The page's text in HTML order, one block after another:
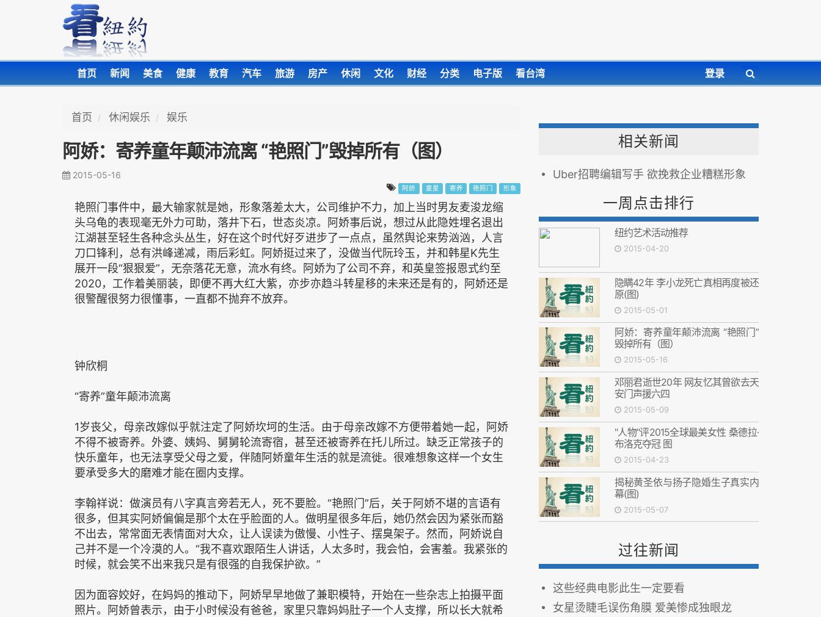
首页 新闻 美食 健康 教育 汽车 旅游 房产 休闲 文化 财经 分类 电子版 看台湾 登录
首页 休闲娱乐 娱乐
阿娇：寄养童年颠沛流离 “艳照门”毁掉所有（图）
2015-05-16
阿娇 童星 寄养 艳照门 形象
艳照门事件中，最大输家就是她，形象落差太大，公司维护不力，加上当时男友麦浚龙缩
头乌龟的表现毫无外力可助，落井下石，世态炎凉。阿娇事后说，想过从此隐姓埋名退出
江湖甚至轻生各种念头丛生，好在这个时代好歹进步了一点点，虽然舆论来势汹汹，人言
刀口锋利，总有洪峰递减，雨后彩虹。阿娇挺过来了，没做当代阮玲玉，并和韩星K先生
展开一段“狠狠爱”，无奈落花无意，流水有终。阿娇为了公司不弃，和英皇签报恩式约至
2020，工作着美丽装，即便不再大红大紫，亦步亦趋斗转星移的未来还是有的，阿娇还是
很警醒很努力很懂事，一直都不抛弃不放弃。
钟欣桐
“寄养”童年颠沛流离
1岁丧父，母亲改嫁似乎就注定了阿娇坎坷的生活。由于母亲改嫁不方便带着她一起，阿娇
不得不被寄养。外婆、姨妈、舅舅轮流寄宿，甚至还被寄养在托儿所过。缺乏正常孩子的
快乐童年，也无法享受父母之爱，伴随阿娇童年生活的就是流徙。很难想象这样一个女生
要承受多大的磨难才能在圈内支撑。
李翰祥说：做演员有八字真言旁若无人，死不要脸。“艳照门”后，关于阿娇不堪的言语有
很多，但其实阿娇偏偏是那个太在乎脸面的人。做明星很多年后，她仍然会因为紧张而豁
不出去，常常面无表情面对大众，让人误读为傲慢、小性子、摆臭架子。然而，阿娇说自
己并不是一个冷漠的人。“我不喜欢跟陌生人讲话，人太多时，我会怕，会害羞。我紧张的
时候，就会笑不出来我只是有很强的自我保护欲。”
因为面容姣好，在妈妈的推动下，阿娇早早地做了兼职模特，开始在一些杂志上拍摄平面
照片。阿娇曾表示，由于小时候没有爸爸，家里只靠妈妈肚子一个人支撑，所以长大就希
相关新闻
Uber招聘编辑写手 欲挽救企业糟糕形象
一周点击排行
纽约艺术活动推荐
2015-04-20
隐瞒42年 李小龙死亡真相再度被还
原(图)
2015-05-01
阿娇：寄养童年颠沛流离 “艳照门”
毁掉所有（图）
2015-05-16
邓丽君逝世20年 网友忆其曾欲去天
安门声援六四
2015-05-09
"人物"评2015全球最美女性 桑德拉·
布洛克夺冠 图
2015-04-23
揭秘黄圣依与扬子隐婚生子真实内
幕(图)
2015-05-07
过往新闻
这些经典电影此生一定要看
女星烫睫毛误伤角膜 爱美惨成独眼龙